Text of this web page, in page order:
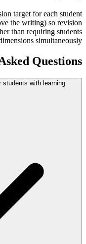
target for each student
the writing) so revision
than requiring students
simultaneously.
Questions
students with learning